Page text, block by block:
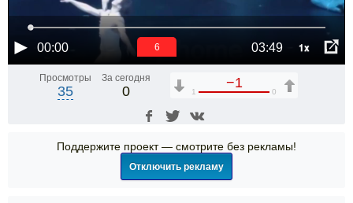
00:00 03:49 1x
5
Просмотры
35
За сегодня
0
−1
1 0
Поддержите проект — смотрите без рекламы!
Отключить рекламу